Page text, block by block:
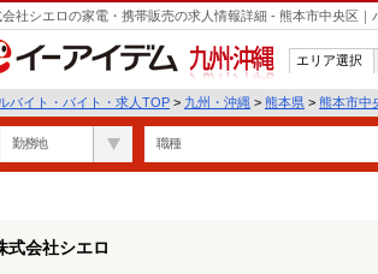
会社シエロの家電・携帯販売の求人情報詳細 - 熊本市中央区
九州・沖縄
エリア選択
バイト・バイト・求人TOP > 九州・沖縄 > 熊本県 > 熊本市中
勤務地 職種
遣
式会社シエロ